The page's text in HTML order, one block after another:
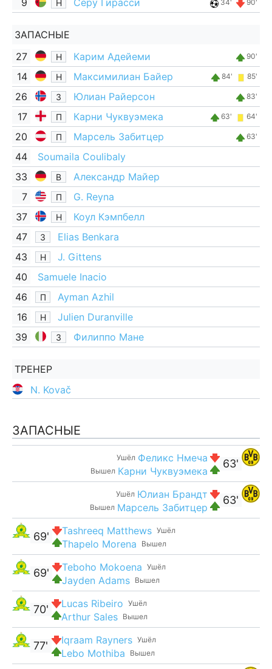
9 Н Серу Гирасси 34' 90'
ЗАПАСНЫЕ
27
Н Карим Адейеми 90'
14 Н Максимилиан Байер 84' 85'
26 З Юлиан Райерсон 83'
17 П Карни Чуквуэмека 63' 64'
20 П Марсель Забитцер 63'
44
Soumaila Coulibaly
33
В
Александр Майер
7
П
G. Reyna
37
Н
Коул Кэмпбелл
47
З
Elias Benkara
43
Н
J. Gittens
40
Samuele Inacio
46
П
Ayman Azhil
16
Н
Julien Duranville
39
З Филиппо Мане
ТРЕНЕР
N. Kovač
ЗАПАСНЫЕ
63'
Ушёл Феликс Нмеча
Вышел Карни Чуквуэмека
63'
Ушёл Юлиан Брандт
Вышел Марсель Забитцер
Ушёл
Tashreeq Matthews
Вышел
Thapelo Morena
69'
Ушёл
Teboho Mokoena
Вышел
Jayden Adams
69'
Ушёл
Lucas Ribeiro
Вышел
Arthur Sales
70'
Ушёл
Iqraam Rayners
Вышел
Lebo Mothiba
77'